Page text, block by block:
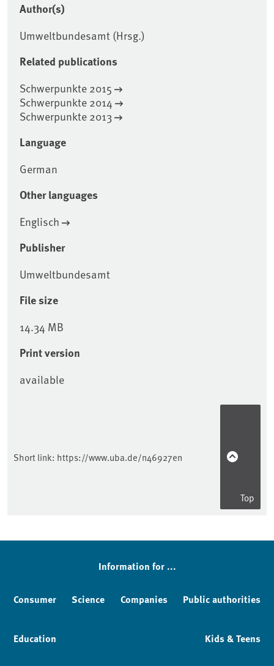
Author(s)
Umweltbundesamt (Hrsg.)
Related publications
Schwerpunkte 2015
Schwerpunkte 2014
Schwerpunkte 2013
Language
German
Other languages
Englisch
Publisher
Umweltbundesamt
File size
14.34 MB
Print version
available
Short link: https://www.uba.de/n46927en
Top
Information for ...
Consumer Science Companies Public authorities
Education Kids & Teens